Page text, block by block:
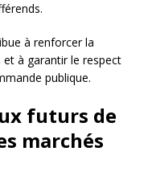
à renforcer la
à garantir le respect
publique.
futurs de
marchés